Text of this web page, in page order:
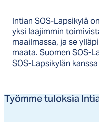
Intian SOS-Lapsikylä
yksi laajimmin
maailmassa, ja se
maata. Suomen SOS-
SOS-Lapsikylän
Työm­me tu­lok­sia